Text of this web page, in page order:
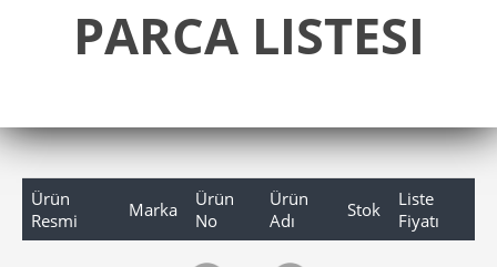
PARCA LISTESI
Ürün
Resmi
Marka
Ürün
No
Ürün
Adı
Stok
Liste
Fiyatı